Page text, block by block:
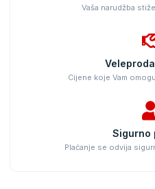
Vaša narudžba
Cijene koje Vam
Sigurno
Plaćanje se odvija